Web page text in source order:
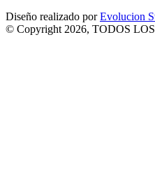
Diseño realizado porEvolucion
© Copyright 2026, TODOS